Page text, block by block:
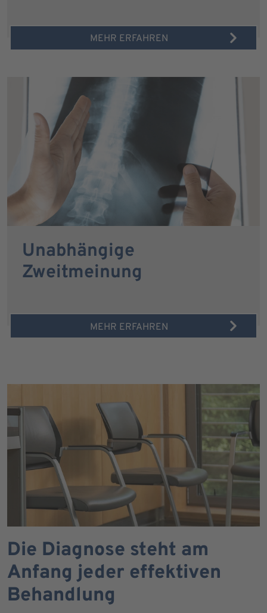
MEHR ERFAHREN
Unabhängige
Zweitmeinung
MEHR ERFAHREN
Die Diagnose steht am
Anfang jeder effektiven
Behandlung